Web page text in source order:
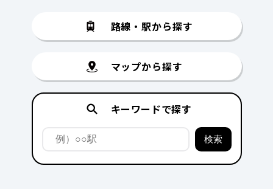
路線・駅から探す
マップから探す
キーワードで探す